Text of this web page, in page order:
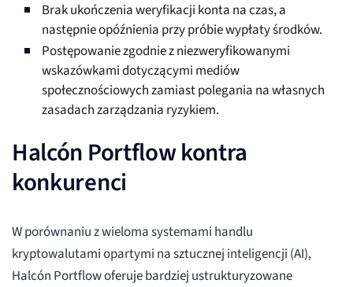
Brak ukończenia weryfikacji konta na czas, a
następnie opóźnienia przy próbie wypłaty środków.
Postępowanie zgodnie z niezweryfikowanymi
wskazówkami dotyczącymi mediów
społecznościowych zamiast polegania na własnych
zasadach zarządzania ryzykiem.
Halcón Portflow kontra
konkurenci
W porównaniu z wieloma systemami handlu
kryptowalutami opartymi na sztucznej inteligencji (AI),
Halcón Portflow oferuje bardziej ustrukturyzowane